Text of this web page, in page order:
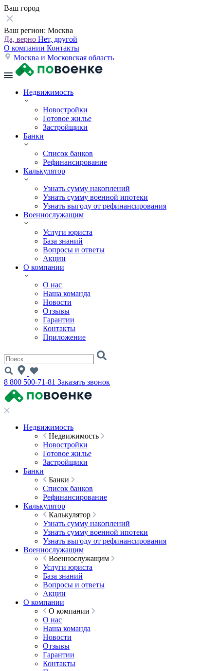
Ваш город
Ваш регион: Москва
Да, верно Нет, другой
О компании Контакты
Москва и Московская область
Недвижимость
Новостройки
Готовое жилье
Застройщики
Банки
Список банков
Рефинансирование
Калькулятор
Узнать сумму накоплений
Узнать сумму военной ипотеки
Узнать выгоду от рефинансирования
Военнослужащим
Услуги юриста
База знаний
Вопросы и ответы
Акции
О компании
О нас
Наша команда
Новости
Отзывы
Гарантии
Контакты
Приложение
8 800 500-71-81 Заказать звонок
Недвижимость
Недвижимость
Новостройки
Готовое жилье
Застройщики
Банки
Банки
Список банков
Рефинансирование
Калькулятор
Калькулятор
Узнать сумму накоплений
Узнать сумму военной ипотеки
Узнать выгоду от рефинансирования
Военнослужащим
Военнослужащим
Услуги юриста
База знаний
Вопросы и ответы
Акции
О компании
О компании
О нас
Наша команда
Новости
Отзывы
Гарантии
Контакты